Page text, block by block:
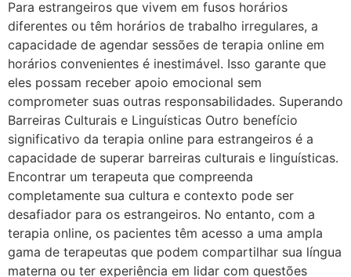
Para estrangeiros que vivem em fusos horários
diferentes ou têm horários de trabalho irregulares, a
capacidade de agendar sessões de terapia online em
horários convenientes é inestimável. Isso garante que
eles possam receber apoio emocional sem
comprometer suas outras responsabilidades. Superando
Barreiras Culturais e Linguísticas Outro benefício
significativo da terapia online para estrangeiros é a
capacidade de superar barreiras culturais e linguísticas.
Encontrar um terapeuta que compreenda
completamente sua cultura e contexto pode ser
desafiador para os estrangeiros. No entanto, com a
terapia online, os pacientes têm acesso a uma ampla
gama de terapeutas que podem compartilhar sua língua
materna ou ter experiência em lidar com questões